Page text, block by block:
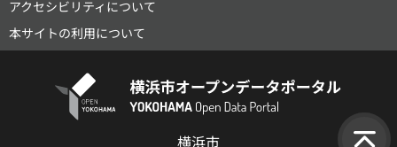
アクセシビリティについて
本サイトの利用について
横浜市